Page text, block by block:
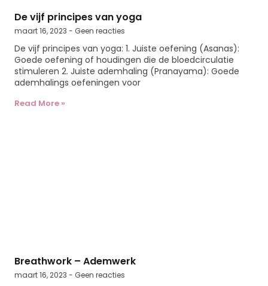
De vijf principes van yoga
maart 16, 2023 Geen reacties
De vijf principes van yoga: 1. Juiste oefening (Asanas):
Goede oefening of houdingen die de bloedcirculatie
stimuleren 2. Juiste ademhaling (Pranayama): Goede
ademhalings oefeningen voor
Read More »
Breathwork – Ademwerk
maart 16, 2023 Geen reacties